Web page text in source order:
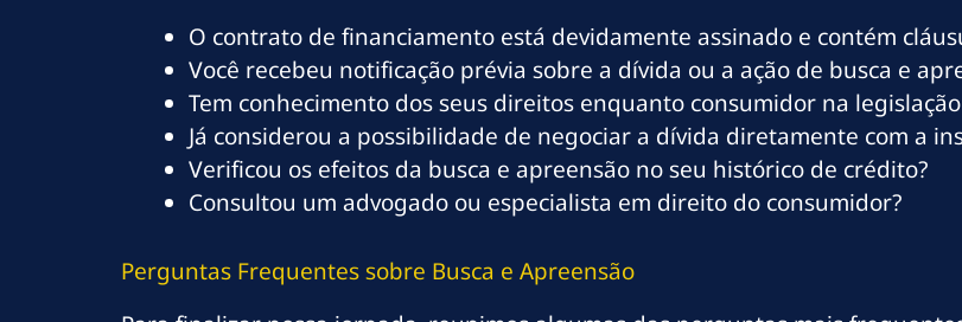
O contrato de financiamento está devidamente assinado e contém
Você recebeu notificação prévia sobre a dívida ou a ação de busca e
Tem conhecimento dos seus direitos enquanto consumidor na
Já considerou a possibilidade de negociar a dívida diretamente com a
Verificou os efeitos da busca e apreensão no seu histórico de crédito?
Consultou um advogado ou especialista em direito do consumidor?
Perguntas Frequentes sobre Busca e Apreensão